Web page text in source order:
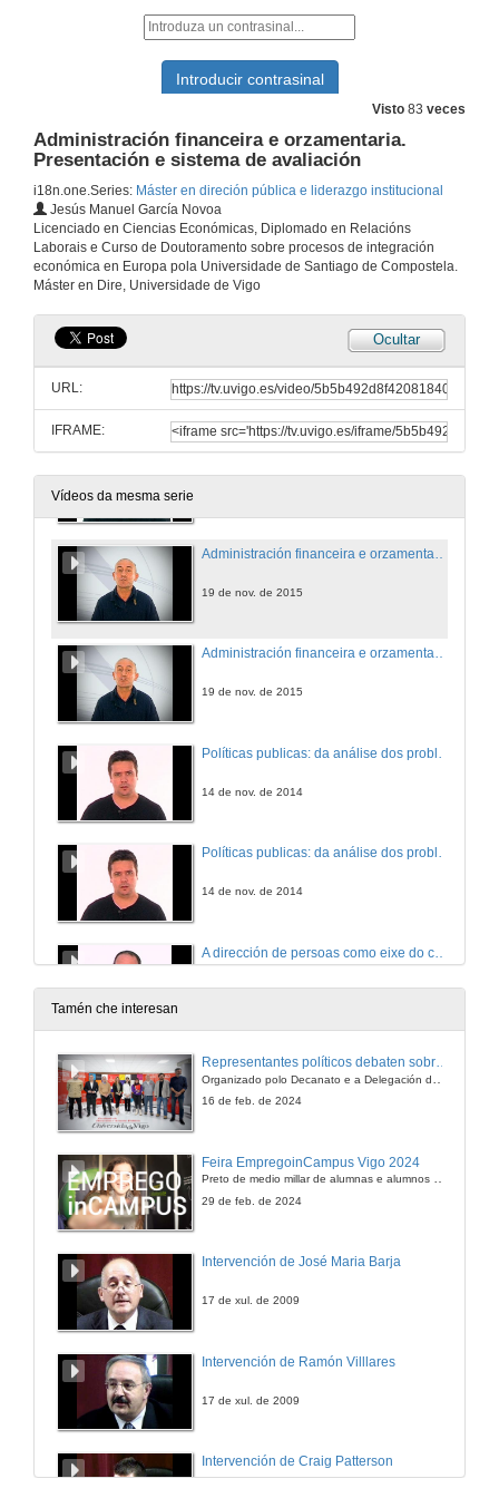
Visto 83 veces
Administración financeira e orzamentaria.
Presentación e sistema de avaliación
i18n.one.Series: Máster en direción pública e liderazgo institucional
Jesús Manuel García Novoa
Licenciado en Ciencias Económicas, Diplomado en Relacións
Laborais e Curso de Doutoramento sobre procesos de integración
económica en Europa pola Universidade de Santiago de Compostela.
Máster en Dire, Universidade de Vigo
Ocultar
URL:
IFRAME:
Vídeos da mesma serie
22 de xul. de 2014
Materia de evaluación pública. Tema III
22 de xul. de 2014
22 de xul. de 2014
Tema I: La negociación como proceso
22 de xul. de 2014
Tema II: Roles técnicas y tácticas de presentación
19 de nov. de 2015
Administración financeira e orzamentaria. Explicación do tema: Valor público.
19 de nov. de 2015
14 de nov. de 2014
Políticas publicas: da análise dos problemas públicos á implementación. Tema2
14 de nov. de 2014
24 de nov. de 2014
Tamén che interesan
Representantes políticos debaten sobre educación e xuventude no campus de Pontevedra
16 de feb. de 2024
Feira EmpregoinCampus Vigo 2024
Preto de medio millar de alumnas e alumnos buscan coñecer máis de preto as oportunidades que lles achegan as arredor de medio cento de empresas que participan na edición viguesa da feira. Xunto coa visita aos stands, durante a feria desenvólvense varias actividades complementarias, como obradoiros, conversas, mesas redondas ou o pasaporte de empregabilidade, un espazo no que poderán recibir asesoramento sobre o seu CV.
29 de feb. de 2024
Intervención de José Maria Barja
17 de xul. de 2009
Intervención de Ramón Villlares
17 de xul. de 2009
Intervención de Craig Patterson